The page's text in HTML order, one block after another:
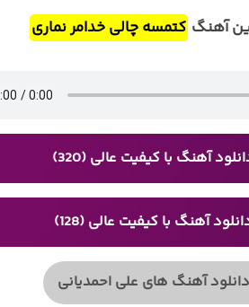
آهنگ کتمسه چالی خدامر نماری
آهنگ با کیفیت عالی (320)
آهنگ با کیفیت عالی (128)
دانلود آهنگ های علی احمدیانی